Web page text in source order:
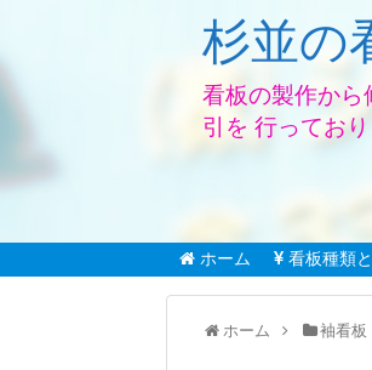
杉並の
看板の製作から
引を 行っており
ホーム 看板種類
ホーム 袖看板